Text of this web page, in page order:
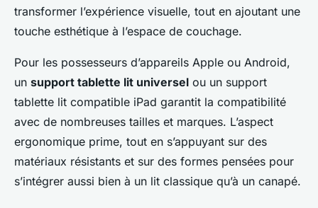
transformer l’expérience visuelle, tout en ajoutant une
touche esthétique à l’espace de couchage.
Pour les possesseurs d’appareils Apple ou Android,
un support tablette lit universel ou un support
tablette lit compatible iPad garantit la compatibilité
avec de nombreuses tailles et marques. L’aspect
ergonomique prime, tout en s’appuyant sur des
matériaux résistants et sur des formes pensées pour
s’intégrer aussi bien à un lit classique qu’à un canapé.